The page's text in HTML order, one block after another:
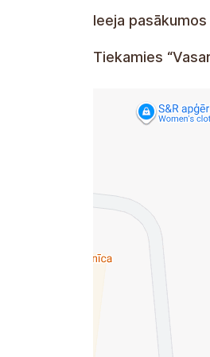
Ieeja
Tiekamies